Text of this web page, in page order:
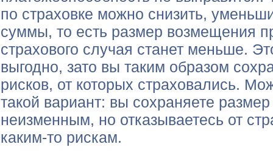
по страховке можно снизить,
суммы, то есть размер возмещения
страхового случая станет меньше.
выгодно, зато вы таким образом
рисков, от которых страховались.
такой вариант: вы сохраняете
неизменным, но отказываетесь от
каким-то рискам.